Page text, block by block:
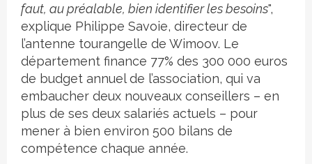
faut, au préalable, bien identifier les besoins",
explique Philippe Savoie, directeur de
l’antenne tourangelle de Wimoov. Le
département finance 77% des 300 000 euros
de budget annuel de l’association, qui va
embaucher deux nouveaux conseillers – en
plus de ses deux salariés actuels – pour
mener à bien environ 500 bilans de
compétence chaque année.